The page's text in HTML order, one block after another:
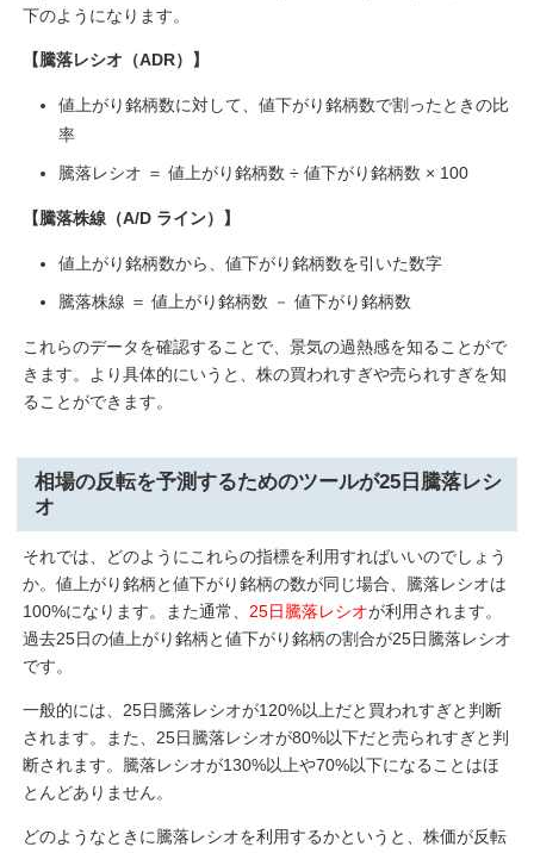
下のようになります。
【騰落レシオ（ADR）】
値上がり銘柄数に対して、値下がり銘柄数で割ったときの比
率
騰落レシオ ＝ 値上がり銘柄数 ÷ 値下がり銘柄数 × 100
【騰落株線（A/D ライン）】
値上がり銘柄数から、値下がり銘柄数を引いた数字
騰落株線 ＝ 値上がり銘柄数 － 値下がり銘柄数
これらのデータを確認することで、景気の過熱感を知ることがで
きます。より具体的にいうと、株の買われすぎや売られすぎを知
ることができます。
相場の反転を予測するためのツールが25日騰落レシ
オ
それでは、どのようにこれらの指標を利用すればいいのでしょう
か。値上がり銘柄と値下がり銘柄の数が同じ場合、騰落レシオは
100%になります。また通常、 25日騰落レシオが利用されます。
過去25日の値上がり銘柄と値下がり銘柄の割合が25日騰落レシオ
です。
一般的には、25日騰落レシオが120%以上だと買われすぎと判断
されます。また、25日騰落レシオが80%以下だと売られすぎと判
断されます。騰落レシオが130%以上や70%以下になることはほ
とんどありません。
どのようなときに騰落レシオを利用するかというと、株価が反転